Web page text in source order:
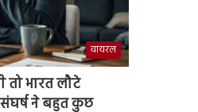
वायरल
तो भारत लौटे
ने बहुत कुछ